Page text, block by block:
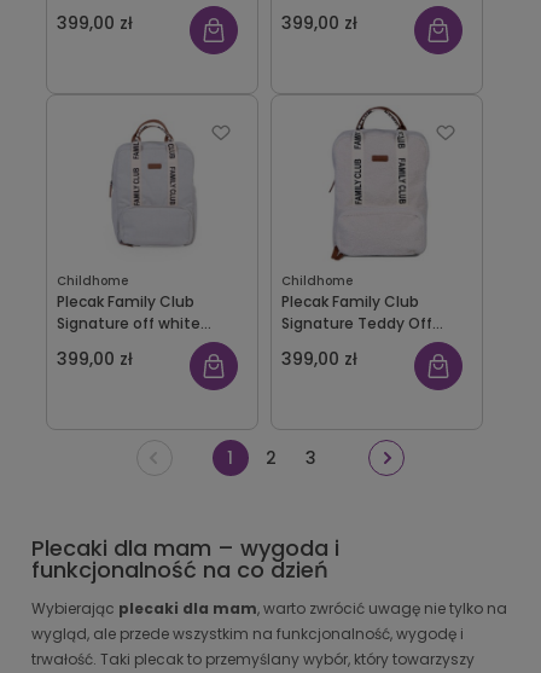
399,00 zł 399,00 zł
Childhome
Plecak Family Club
Signature off white
399,00 zł
Childhome
Plecak Family Club
Signature Teddy Off
399,00 zł
1 2 3
Plecaki dla mam – wygoda i
funkcjonalność na co dzień
Wybierając plecaki dla mam, warto zwrócić uwagę nie tylko na
wygląd, ale przede wszystkim na funkcjonalność, wygodę i
trwałość. Taki plecak to przemyślany wybór, który towarzyszy